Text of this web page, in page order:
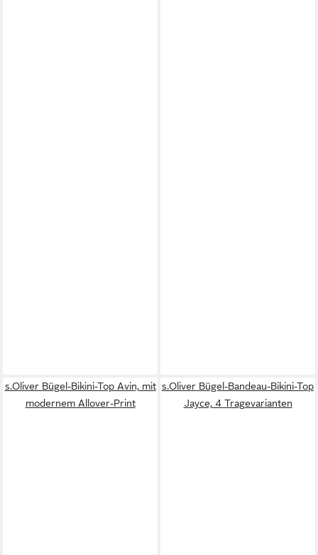
s.Oliver Bügel-Bikini-Top Avin, mit
modernem Allover-Print
s.Oliver Bügel-Bandeau-Bikini-Top
Jayce, 4 Tragevarianten